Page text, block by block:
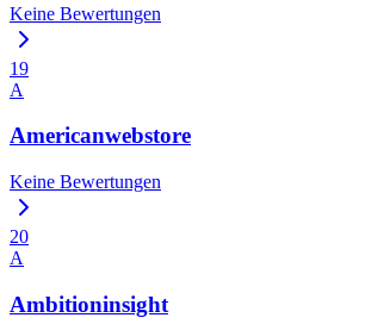
Keine Bewertungen
19
A
Americanwebstore
Keine Bewertungen
20
A
Ambitioninsight